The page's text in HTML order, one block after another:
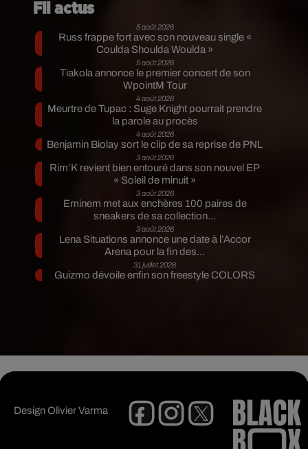
Fil actus
5 août 2026
Russ frappe fort avec son nouveau single «
Coulda Shoulda Woulda »
5 août 2026
Tiakola annonce le premier concert de son
WpointM Tour
4 août 2026
Meurtre de Tupac : Suge Knight pourrait prendre
la parole au procès
4 août 2026
Benjamin Biolay sort le clip de sa reprise de PNL
3 août 2026
Rim’K revient bien entouré dans son nouvel EP
« Soleil de minuit »
3 août 2026
Eminem met aux enchères 100 paires de
sneakers de sa collection...
3 août 2026
Lena Situations annonce une date à l’Accor
Arena pour la fin des...
31 juillet 2026
Guizmo dévoile enfin son freestyle COLORS
DesignOlivier Varma